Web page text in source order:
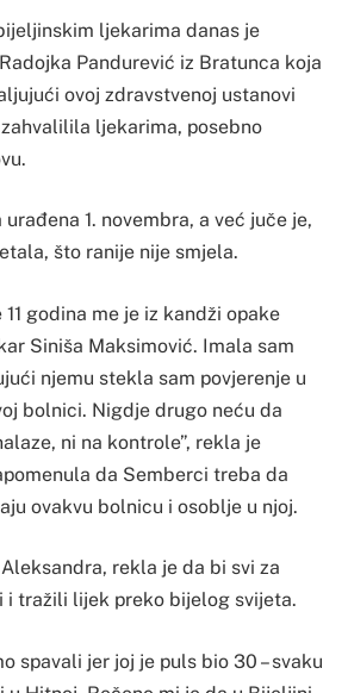
ljekarima danas je
Pandurević iz Bratunca koja
ovoj zdravstvenoj ustanovi
ljekarima, posebno
1. novembra, a već juče je,
što ranije nije smjela.
godina me je iz kandži opake
Siniša Maksimović. Imala sam
njemu stekla sam povjerenje u
bolnici. Nigdje drugo neću da
ni na kontrole”, rekla je
da Semberci treba da
ovakvu bolnicu i osoblje u njoj.
rekla je da bi svi za
i tražili lijek preko bijelog svijeta.
spavali jer joj je puls bio 30 – svaku